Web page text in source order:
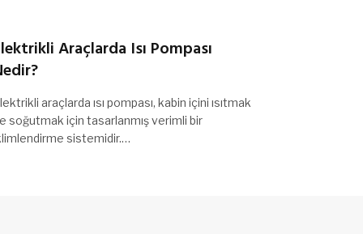
Araçlarda Isı Pompası
araçlarda ısı pompası, kabin içini ısıtmak
soğutmak için tasarlanmış verimli bir
sistemidir.…